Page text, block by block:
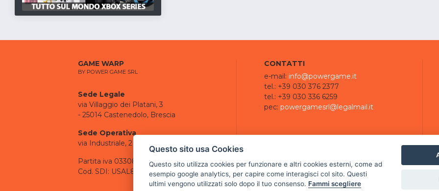
GAME WARP
BY POWER GAME SRL
Sede Legale
via Villaggio dei Platani, 3
- 25014 Castenedolo, Brescia
Sede Operativa
via Industriale, 2 - 25082 Botticino, BS
Partita iva 03308130982
Cod. SDI: USAL8PV
CONTATTI
e-mail: info@powergame.it
tel.: +39 030 376 2377
tel.: +39 030 336 6259
pec: powergamesrl@legalmail.it
Questo sito usa Cookies
Questo sito utilizza cookies per funzionare e altri cookies esterni, come ad
esempio google analytics, per capire come interagisci col sito. Questi
ultimi vengono utilizzati solo dopo il tuo consenso. Fammi scegliere